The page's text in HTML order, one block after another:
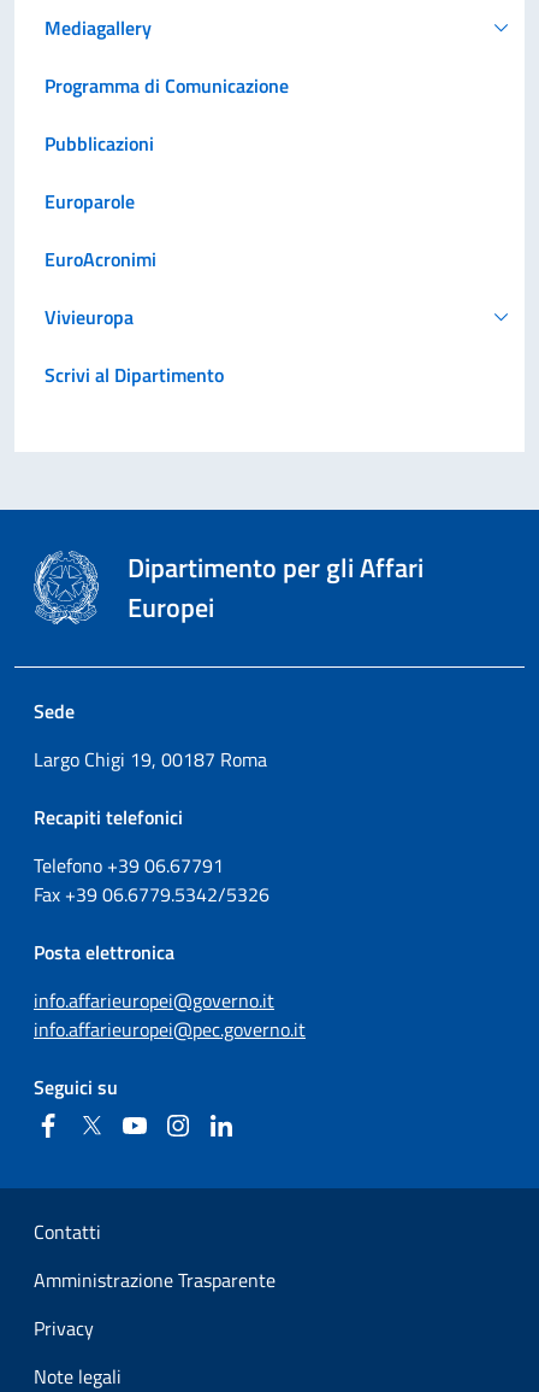
Mediagallery
Programma di Comunicazione
Pubblicazioni
Europarole
EuroAcronimi
Vivieuropa
Scrivi al Dipartimento
Dipartimento per gli Affari
Europei
Sede
Largo Chigi 19, 00187 Roma
Recapiti telefonici
Telefono +3906.67791
Fax +3906.6779.5342/5326
Posta elettronica
info.affarieuropei@governo.it
info.affarieuropei@pec.governo.it
Seguici su
FacebookTwitter YouTubeInstagram
Sezione Link Utili
Contatti
Amministrazione Trasparente
Privacy
Note legali